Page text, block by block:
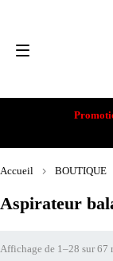
Aspirateur
Accueil BOUTIQUE
Affichage de 1–28 sur 67